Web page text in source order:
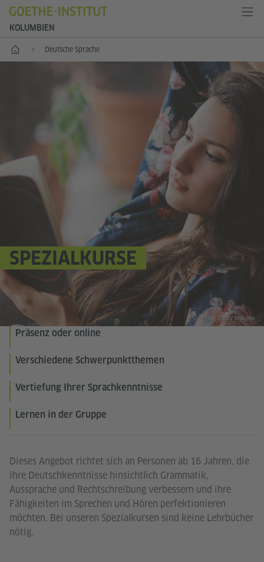
KOLUMBIEN
Start Deutsche Sprache
SPEZIALKURSE
Dieses Angebot richtet sich an Personen ab 16 Jahren, die
ihre Deutschkenntnisse hinsichtlich Grammatik,
Aussprache und Rechtschreibung verbessern und ihre
Fähigkeiten im Sprechen und Hören perfektionieren
möchten. Bei unseren Spezialkursen sind keine Lehrbücher
nötig.
Präsenz oder online
Verschiedene Schwerpunktthemen
Vertiefung Ihrer Sprachkenntnisse
Lernen in der Gruppe
Foto: Getty Images